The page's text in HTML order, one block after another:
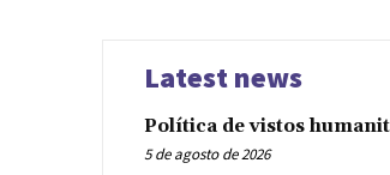
Latest news
Política de vistos
5 de agosto de 2026